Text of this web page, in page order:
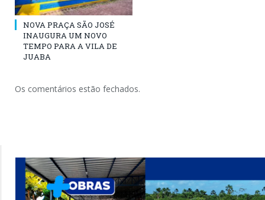
NOVA PRAÇA SÃO JOSÉ
INAUGURA UM NOVO
TEMPO PARA A VILA DE
JUABA
Os comentários estão fechados.